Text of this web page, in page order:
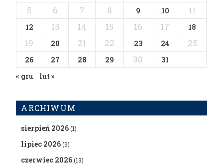
5 6 7 8 9 10 11
12 13 14 15 16 17 18
19 20 21 22 23 24 25
26 27 28 29 30
31
« gru
lut »
ARCHIWUM
sierpień 2026(1)
lipiec 2026(9)
czerwiec 2026(13)